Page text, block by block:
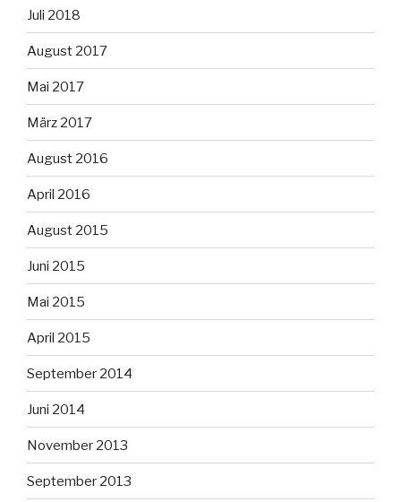
Juli 2018
August 2017
Mai 2017
März 2017
August 2016
April 2016
August 2015
Juni 2015
Mai 2015
April 2015
September 2014
Juni 2014
November 2013
September 2013